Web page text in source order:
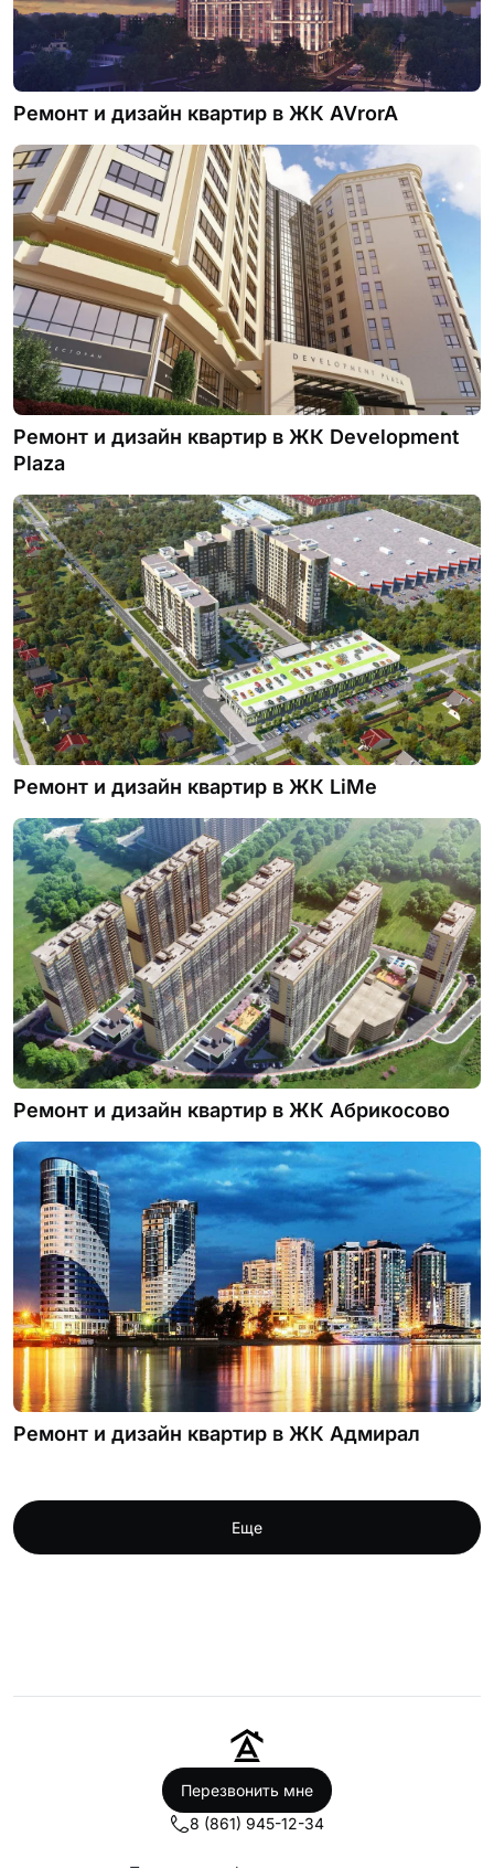
Ремонт и дизайн квартир в ЖК AVrorA
Ремонт и дизайн квартир в ЖК Development
Plaza
Ремонт и дизайн квартир в ЖК LiMe
Ремонт и дизайн квартир в ЖК Абрикосово
Ремонт и дизайн квартир в ЖК Адмирал
Еще
Перезвонить мне
8 (861) 945-12-34